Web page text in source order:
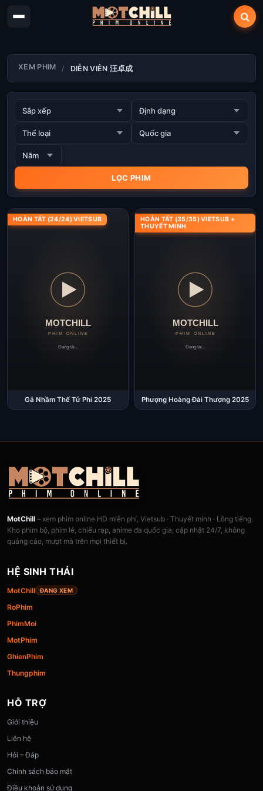
XEM PHIM DIỄN VIÊN 汪卓成
HOÀN TẤT (24/24) VIETSUB
Gả Nhầm Thế Tử Phi 2025
HOÀN TẤT (35/35) VIETSUB +
THUYẾT MINH
Phượng Hoàng Đài Thượng 2025
MotChill – xem phim online HD miễn phí, Vietsub · Thuyết minh · Lồng tiếng.
Kho phim bộ, phim lẻ, chiếu rạp, anime đa quốc gia, cập nhật 24/7, không
quảng cáo, mượt mà trên mọi thiết bị.
HỆ SINH THÁI
MotChill ĐANG XEM
RoPhim
PhimMoi
MotPhim
GhienPhim
Thungphim
HỖ TRỢ
Giới thiệu
Liên hệ
Hỏi – Đáp
Chính sách bảo mật
Điều khoản sử dụng